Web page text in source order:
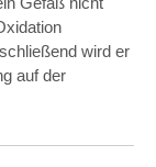
wird er
auf der